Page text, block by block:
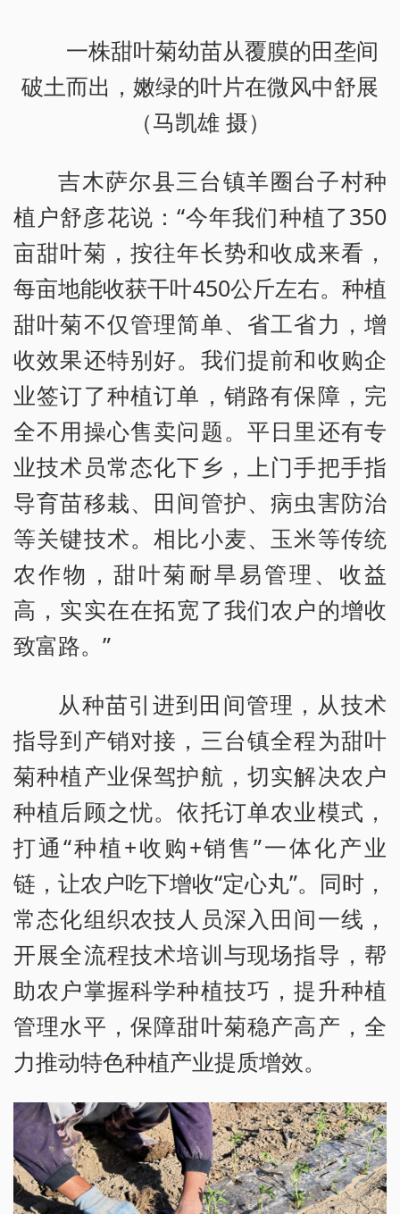
一株甜叶菊幼苗从覆膜的田垄间
破土而出，嫩绿的叶片在微风中舒展
（马凯雄 摄）
吉木萨尔县三台镇羊圈台子村种
植户舒彦花说：“今年我们种植了350
亩甜叶菊，按往年长势和收成来看，
每亩地能收获干叶450公斤左右。种植
甜叶菊不仅管理简单、省工省力，增
收效果还特别好。我们提前和收购企
业签订了种植订单，销路有保障，完
全不用操心售卖问题。平日里还有专
业技术员常态化下乡，上门手把手指
导育苗移栽、田间管护、病虫害防治
等关键技术。相比小麦、玉米等传统
农作物，甜叶菊耐旱易管理、收益
高，实实在在拓宽了我们农户的增收
致富路。”
从种苗引进到田间管理，从技术
指导到产销对接，三台镇全程为甜叶
菊种植产业保驾护航，切实解决农户
种植后顾之忧。依托订单农业模式，
打通“种植+收购+销售”一体化产业
链，让农户吃下增收“定心丸”。同时，
常态化组织农技人员深入田间一线，
开展全流程技术培训与现场指导，帮
助农户掌握科学种植技巧，提升种植
管理水平，保障甜叶菊稳产高产，全
力推动特色种植产业提质增效。